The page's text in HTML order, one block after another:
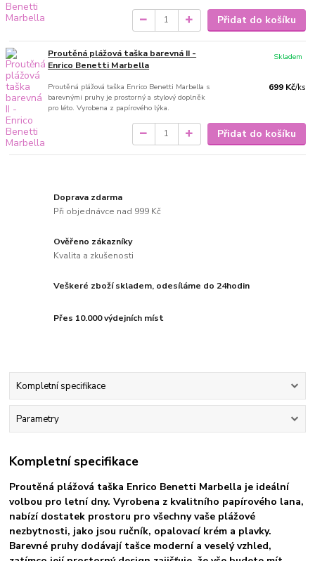
Přidat do košíku
Proutěná plážová taška barevná II -
Enrico Benetti Marbella
Proutěná plážová taška Enrico Benetti Marbella s
barevnými pruhy je prostorný a stylový doplněk
pro léto. Vyrobena z papírového lýka.
699 Kč/ks
Skladem
Přidat do košíku
Doprava zdarma
Při objednávce nad 999 Kč
Ověřeno zákazníky
Kvalita a zkušenosti
Veškeré zboží skladem, odesíláme do 24hodin
Přes 10.000 výdejních míst
Kompletní specifikace
Parametry
Kompletní specifikace
Proutěná plážová taška Enrico Benetti Marbella je ideální
volbou pro letní dny. Vyrobena z kvalitního papírového lana,
nabízí dostatek prostoru pro všechny vaše plážové
nezbytnosti, jako jsou ručník, opalovací krém a plavky.
Barevné pruhy dodávají tašce moderní a veselý vzhled,